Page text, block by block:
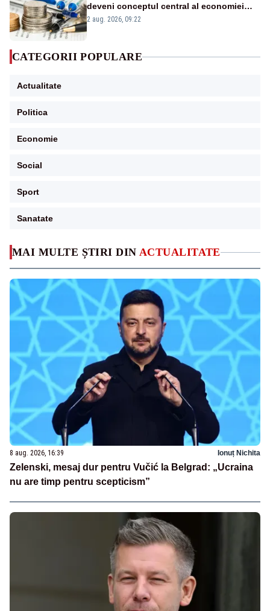
MAI MULTE ȘTIRI DIN ACTUALITATE
8 aug. 2026, 16:39 Ionuț Nichita
Zelenski, mesaj dur pentru Vučić la Belgrad: „Ucraina
nu are timp pentru scepticism”
deveni conceptul central al economiei
viitoare?
2 aug. 2026, 09:22
CATEGORII POPULARE
Actualitate
Politica
Economie
Social
Sport
Sanatate